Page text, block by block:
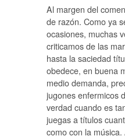
Al margen del
de razón. Como ya
ocasiones, muchas
criticamos de las
hasta la saciedad
obedece, en buena
medio demanda,
jugones enfermicos
verdad cuando es
juegas a títulos
como con la